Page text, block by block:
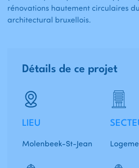
rénovations hautement circulaires
architectural bruxellois.
LIEU
Molenbeek-St-Jean
Détails de ce projet